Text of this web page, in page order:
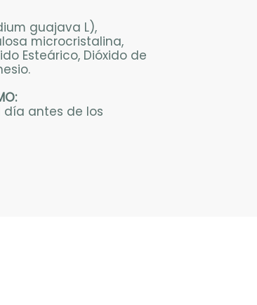
guajava L),
microcristalina,
Esteárico, Dióxido de
día antes de los